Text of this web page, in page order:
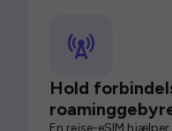
Hold
En rejse-eSIM